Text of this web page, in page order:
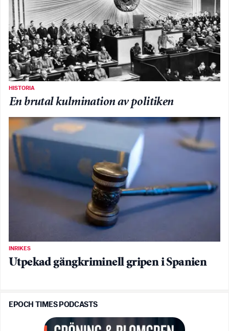
HISTORIA
En brutal kulmination av politiken
INRIKES
Utpekad gängkriminell gripen i Spanien
EPOCH TIMES PODCASTS